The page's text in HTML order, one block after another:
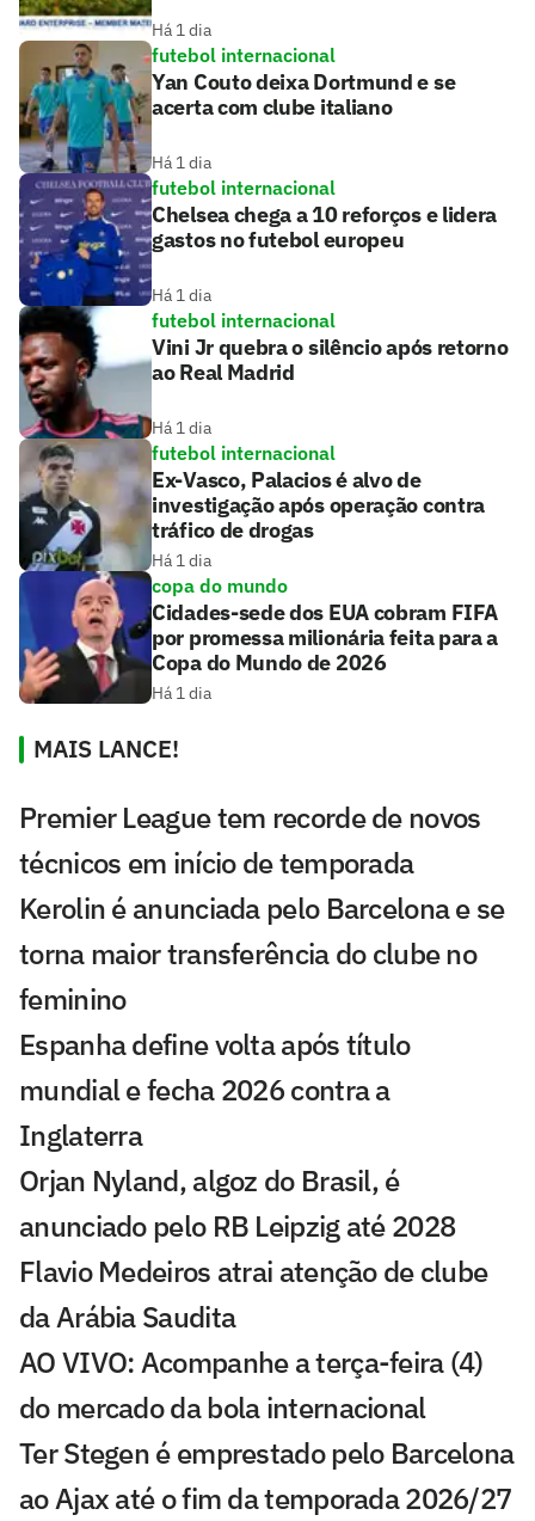
Há 1 dia
futebol internacional
Yan Couto deixa Dortmund e se
acerta com clube italiano
Há 1 dia
futebol internacional
Chelsea chega a 10 reforços e lidera
gastos no futebol europeu
Há 1 dia
futebol internacional
Vini Jr quebra o silêncio após retorno
ao Real Madrid
Há 1 dia
futebol internacional
Ex-Vasco, Palacios é alvo de
investigação após operação contra
tráfico de drogas
Há 1 dia
copa do mundo
Cidades-sede dos EUA cobram FIFA
por promessa milionária feita para a
Copa do Mundo de 2026
Há 1 dia
MAIS LANCE!
Premier League tem recorde de novos
técnicos em início de temporada
Kerolin é anunciada pelo Barcelona e se
torna maior transferência do clube no
feminino
Espanha define volta após título
mundial e fecha 2026 contra a
Inglaterra
Orjan Nyland, algoz do Brasil, é
anunciado pelo RB Leipzig até 2028
Flavio Medeiros atrai atenção de clube
da Arábia Saudita
AO VIVO: Acompanhe a terça-feira (4)
do mercado da bola internacional
Ter Stegen é emprestado pelo Barcelona
ao Ajax até o fim da temporada 2026/27